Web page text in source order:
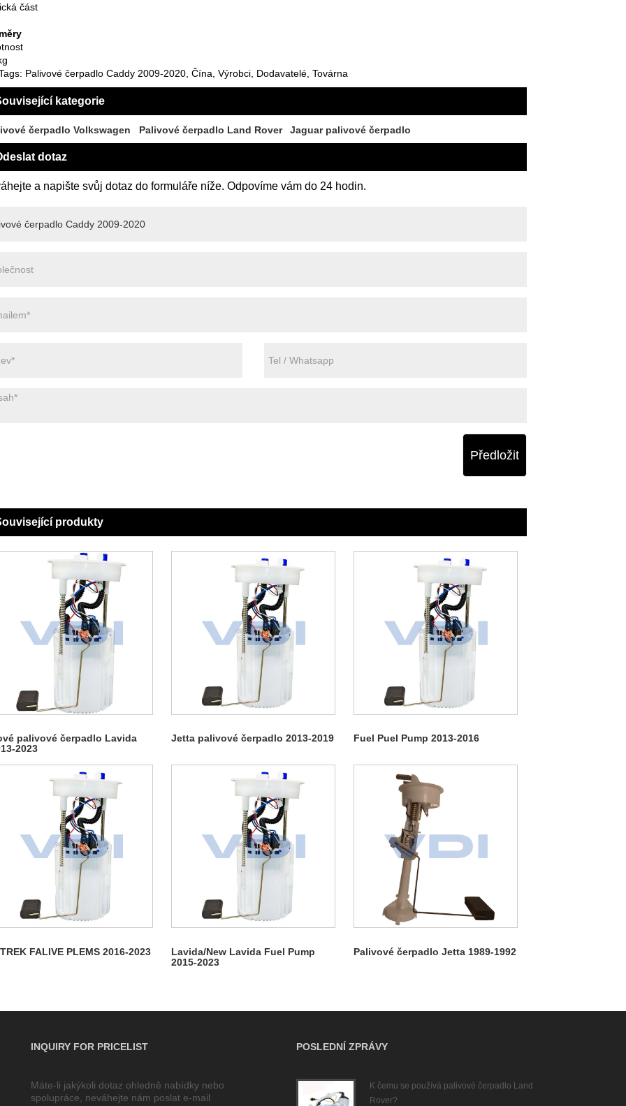
část
Palivové čerpadlo Caddy 2009-2020, Čína, Výrobci, Dodavatelé, Továrna
kategorie
čerpadlo Volkswagen Palivové čerpadlo Land Rover Jaguar palivové čerpadlo
dotaz
a napište svůj dotaz do formuláře níže. Odpovíme vám do 24 hodin.
Předložit
produkty
palivové čerpadlo Lavida
2023
Jetta palivové čerpadlo 2013-2019 Fuel Puel Pump 2013-2016
FALIVE PLEMS 2016-2023
Lavida/New Lavida Fuel Pump
2015-2023
Palivové čerpadlo Jetta 1989-1992
INQUIRY FOR PRICELIST
Máte-li jakýkoli dotaz ohledně nabídky nebo
spolupráce, neváhejte nám poslat e-mail
POSLEDNÍ ZPRÁVY
Princip činnosti automobilového
benzínového čerpadla
K čemu se používá palivové čerpadlo Land
Rover?